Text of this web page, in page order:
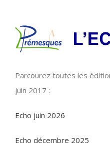
Parcourez toutes les
juin 2017 :
Echo juin 2026
Echo décembre 2025